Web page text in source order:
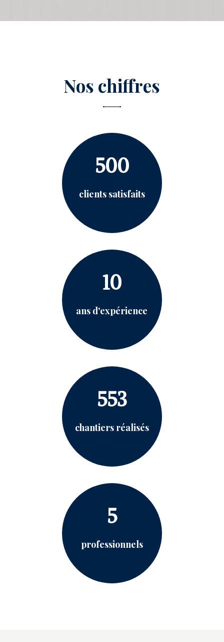
Nos chiffres
500
clients satisfaits
10
ans d'expérience
553
chantiers réalisés
5
professionnels